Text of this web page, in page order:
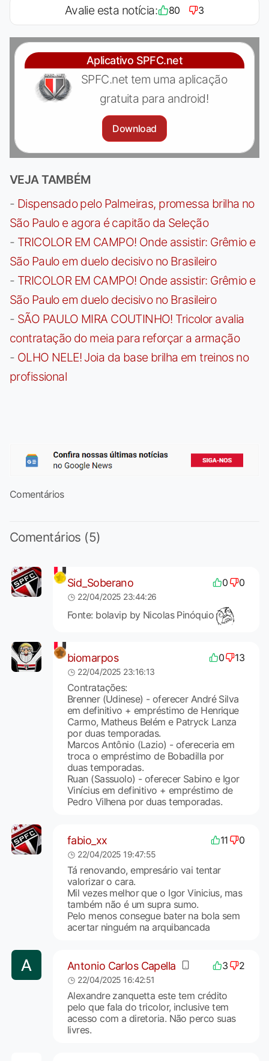
Avalie esta notícia: 80 3
Aplicativo SPFC.net
SPFC.net tem uma aplicação
gratuita para android!
Download
VEJA TAMBÉM
- Dispensado pelo Palmeiras, promessa brilha no
São Paulo e agora é capitão da Seleção
- TRICOLOR EM CAMPO! Onde assistir: Grêmio e
São Paulo em duelo decisivo no Brasileiro
- TRICOLOR EM CAMPO! Onde assistir: Grêmio e
São Paulo em duelo decisivo no Brasileiro
- SÃO PAULO MIRA COUTINHO! Tricolor avalia
contratação do meia para reforçar a armação
- OLHO NELE! Joia da base brilha em treinos no
profissional
Comentários
Comentários (5)
Sid_Soberano 0 0
22/04/2025 23:44:26
Fonte: bolavip by Nicolas Pinóquio
biomarpos 0 13
22/04/2025 23:16:13
Contratações:
Brenner (Udinese) - oferecer André Silva
em definitivo + empréstimo de Henrique
Carmo, Matheus Belém e Patryck Lanza
por duas temporadas.
Marcos Antônio (Lazio) - ofereceria em
troca o empréstimo de Bobadilla por
duas temporadas.
Ruan (Sassuolo) - oferecer Sabino e Igor
Vinícius em definitivo + empréstimo de
Pedro Vilhena por duas temporadas.
fabio_xx 11 0
22/04/2025 19:47:55
Tá renovando, empresário vai tentar
valorizar o cara.
Mil vezes melhor que o Igor Vinicius, mas
também não é um supra sumo.
Pelo menos consegue bater na bola sem
acertar ninguém na arquibancada
Antonio Carlos Capella 3 2
22/04/2025 16:42:51
Alexandre zanquetta este tem crédito
pelo que fala do tricolor, inclusive tem
acesso com a diretoria. Não perco suas
livres.